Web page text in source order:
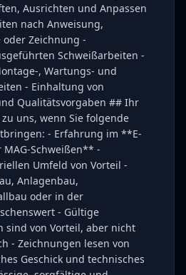
Ausrichten und Anpassen
nach Anweisung,
Zeichnung -
Schweißarbeiten -
, Wartungs- und
- Einhaltung von
Qualitätsvorgaben ## Ihr
uns, wenn Sie folgende
- Erfahrung im **E-
Schweißen** -
Umfeld von Vorteil -
Anlagenbau,
oder in der
- Gültige
sind von Vorteil, aber nicht
- Zeichnungen lesen von
Geschick und technisches